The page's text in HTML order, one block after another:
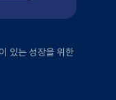
있는 성장을 위한